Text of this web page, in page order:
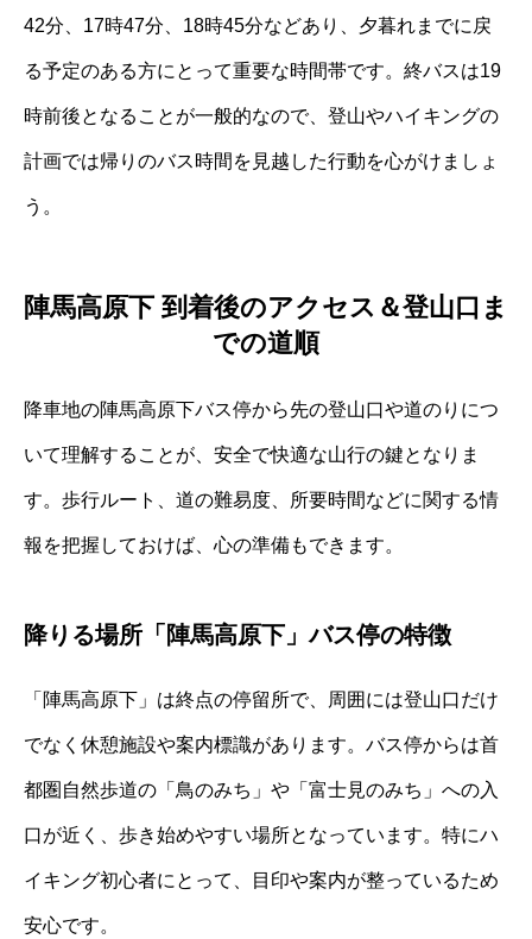
42分、17時47分、18時45分などあり、夕暮れまでに戻
る予定のある方にとって重要な時間帯です。終バスは19
時前後となることが一般的なので、登山やハイキングの
計画では帰りのバス時間を見越した行動を心がけましょ
う。
陣馬高原下 到着後のアクセス＆登山口ま
での道順
降車地の陣馬高原下バス停から先の登山口や道のりにつ
いて理解することが、安全で快適な山行の鍵となりま
す。歩行ルート、道の難易度、所要時間などに関する情
報を把握しておけば、心の準備もできます。
降りる場所「陣馬高原下」バス停の特徴
「陣馬高原下」は終点の停留所で、周囲には登山口だけ
でなく休憩施設や案内標識があります。バス停からは首
都圏自然歩道の「鳥のみち」や「富士見のみち」への入
口が近く、歩き始めやすい場所となっています。特にハ
イキング初心者にとって、目印や案内が整っているため
安心です。